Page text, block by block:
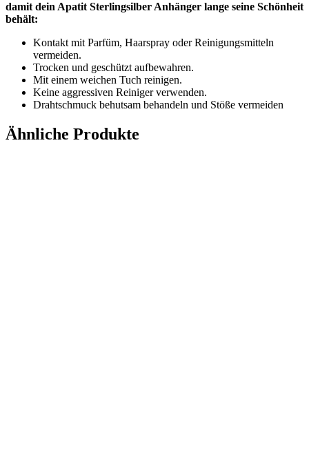
damit dein Apatit Sterlingsilber Anhänger lange seine Schönheit
behält:
Kontakt mit Parfüm, Haarspray oder Reinigungsmitteln
vermeiden.
Trocken und geschützt aufbewahren.
Mit einem weichen Tuch reinigen.
Keine aggressiven Reiniger verwenden.
Drahtschmuck behutsam behandeln und Stöße vermeiden
Ähnliche Produkte